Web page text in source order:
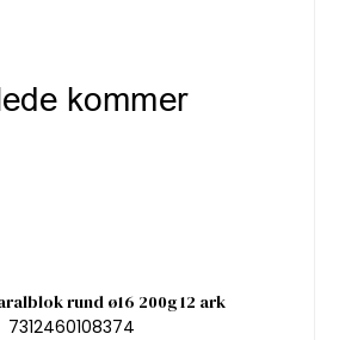
rund ø16 200g 12 ark
7312460108374